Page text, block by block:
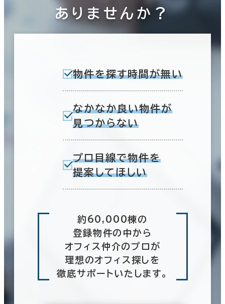
ありませんか？
物件を探す時間が無い
なかなか良い物件が
見つからない
プロ目線で物件を
提案してほしい
約60,000棟の
登録物件の中から
オフィス仲介のプロが
理想のオフィス探しを
徹底サポートいたします。